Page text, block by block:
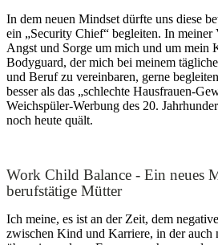
In dem neuen Mindset dürfte uns diese
ein „Security Chief“ begleiten. In meiner
Angst und Sorge um mich und um mein
Bodyguard, der mich bei meinem
und Beruf zu vereinbaren, gerne
besser als das „schlechte Hausfrauen-
Weichspüler-Werbung des 20.
noch heute quält.
Work Child Balance - Ein neues
berufstätige Mütter
Ich meine, es ist an der Zeit, dem
zwischen Kind und Karriere, in der auch